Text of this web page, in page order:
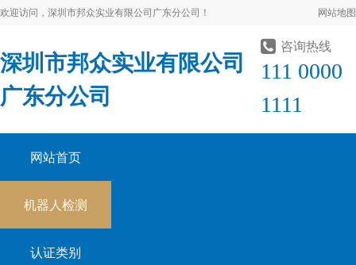
欢迎访问，深圳市邦众实业有限公司广东分公司！ 网站地图
深圳市邦众实业有限公司
广东分公司
咨询热线
111 0000
1111
网站首页
机器人检测
认证类别